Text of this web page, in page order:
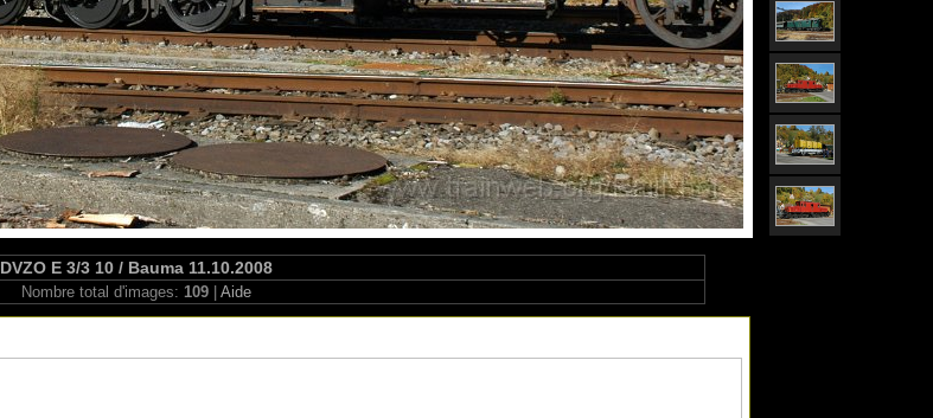
DVZO E 3/3 10 / Bauma 11.10.2008
Nombre total d'images: 109 Aide